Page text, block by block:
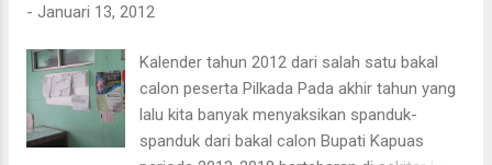
masyarakat Kapuas serta masyarakat
disekitar kota Kuala Kapuas, juga dengan
jalan menjadikan kota ini sebagai "Kota Tepi
Sungai". Hal ini tidak mudah mengingat untuk
- Januari 13, 2012
Kalender tahun 2012 dari salah satu bakal
calon peserta Pilkada Pada akhir tahun yang
lalu kita banyak menyaksikan spanduk-
spanduk dari bakal calon Bupati Kapuas